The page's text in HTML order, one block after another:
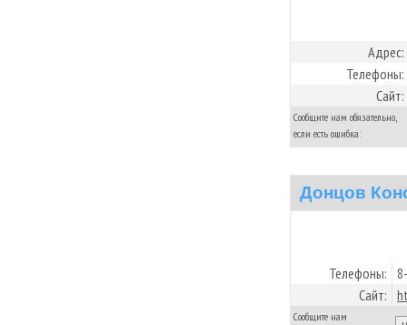
Адрес:
Телефоны:
Сайт:
Сообщите нам обязательно,
если есть ошибка:
Донцов
Телефоны:
Сайт:
Сообщите нам